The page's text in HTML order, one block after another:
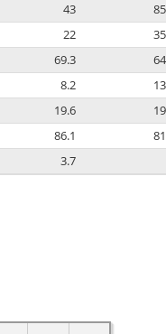
43
22
69.3
8.2
19.6
86.1
3.7